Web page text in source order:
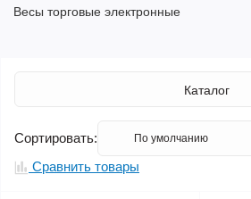
Весы торговые электронные
Каталог
Сортировать:
Сравнить товары